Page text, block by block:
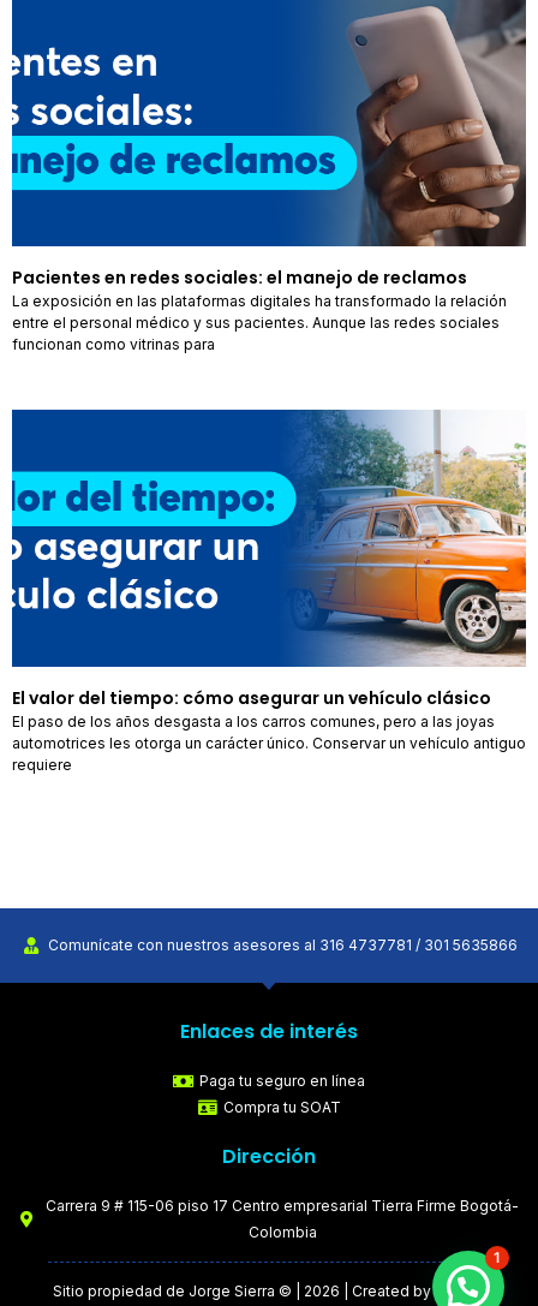
Pacientes en redes sociales: el manejo de reclamos
La exposición en las plataformas digitales ha transformado la relación
entre el personal médico y sus pacientes. Aunque las redes sociales
funcionan como vitrinas para
El valor del tiempo: cómo asegurar un vehículo clásico
El paso de los años desgasta a los carros comunes, pero a las joyas
automotrices les otorga un carácter único. Conservar un vehículo antiguo
requiere
Comunícate con nuestros asesores al 316 4737781 / 301 5635866
Enlaces de interés
Paga tu seguro en línea
Compra tu SOAT
Dirección
Carrera 9 # 115-06 piso 17 Centro empresarial Tierra Firme Bogotá-
Colombia
Sitio propiedad de Jorge Sierra © | 2026 | Created by MPE
1